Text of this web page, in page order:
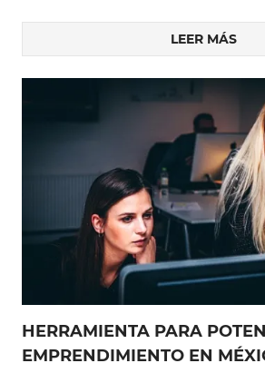
LEER MÁS
HERRAMIENTA PARA
EMPRENDIMIENTO EN